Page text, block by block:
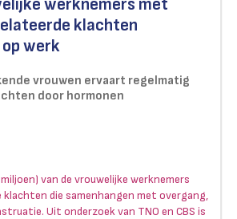
klachten
werk
vrouwen ervaart regelmatig
door hormonen
van de vrouwelijke werknemers
die samenhangen met overgang,
Uit onderzoek van TNO en CBS is